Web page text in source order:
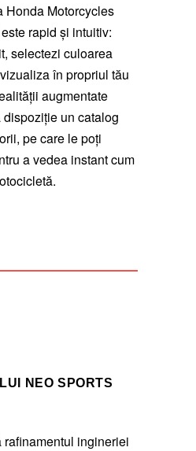
Honda Motorcycles
rapid și intuitiv:
selectezi culoarea
în propriul tău
augmentate
un catalog
pe care le poți
a vedea instant cum
NEO SPORTS
ingineriei